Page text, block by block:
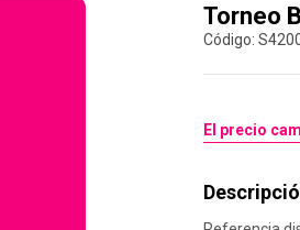
Torneo
:
El precio